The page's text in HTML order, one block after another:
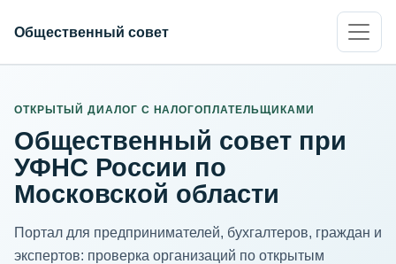
Общественный совет
ОТКРЫТЫЙ ДИАЛОГ С НАЛОГОПЛАТЕЛЬЩИКАМИ
Общественный совет при
УФНС России по
Московской области
Портал для предпринимателей, бухгалтеров, граждан и
экспертов: проверка организаций по открытым
ИНН организации
Адрес для нормализации